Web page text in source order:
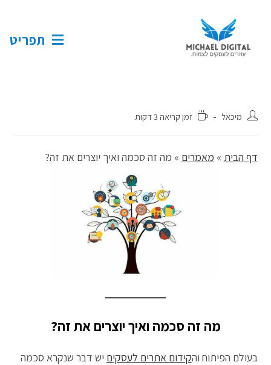
תפריט
מיכאל זמן קריאה 3 דקות
דף הבית » מאמרים » מה זה סכמה ואיך יוצרים את זה?
מה זה סכמה ואיך יוצרים את זה?
בעולם הפיתוח והקידום אתרים לעסקים יש דבר שנקרא סכמה